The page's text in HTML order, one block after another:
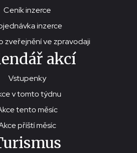
Ceník inzerce
inzerce
zveřejnění ve zpravodaji
akcí
Vstupenky
v tomto týdnu
tento měsíc
příští měsíc